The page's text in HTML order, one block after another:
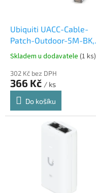
Ubiquiti UACC-Cable-
Patch-Outdoor-5M-BK,
Venkovní UniFi patch
kabel, 5m, Cat5e, černý
Skladem u dodavatele (1 ks)
302 Kč bez DPH
366 Kč / ks
Do košíku